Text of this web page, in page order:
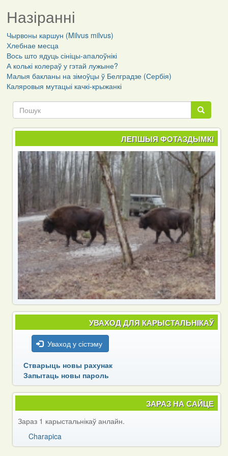
Назіранні
Чырвоны каршун (Milvus milvus)
Хлебнае месца
Вось што ядуць сініцы-апалоўнікі
А колькі колераў у гэтай лужыне?
Малыя бакланы на зімоўцы ў Белградзе (Сербія)
Каляровыя мутацыі качкі-крыжанкі
Пошук
Пошук
ЛЕПШЫЯ ФОТАЗДЫМКІ
УВАХОД ДЛЯ КАРЫСТАЛЬНІКАЎ
Уваход у сістэму
Стварыць новы рахунак
Запытаць новы пароль
ЗАРАЗ НА САЙЦЕ
Зараз 1 карыстальнікаў анлайн.
Charapica